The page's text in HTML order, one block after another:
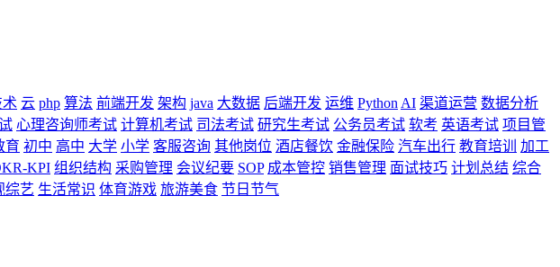
术 云 php 算法 前端开发 架构 java 大数据 后端开发 运维 Python AI 渠道运营 数据分析
心理咨询师考试 计算机考试 司法考试 研究生考试 公务员考试 软考 英语考试 项目管
育 初中 高中 大学 小学 客服咨询 其他岗位 酒店餐饮 金融保险 汽车出行 教育培训
加工
KPI 组织结构 采购管理 会议纪要 SOP 成本管控 销售管理 面试技巧 计划总结 综合
综艺 生活常识 体育游戏 旅游美食 节日节气